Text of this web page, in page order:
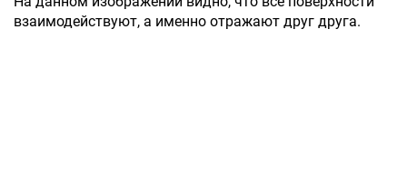
взаимодействуют, а именно отражают друг друга.